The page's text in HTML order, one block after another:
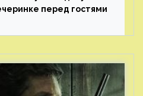
перед гостями